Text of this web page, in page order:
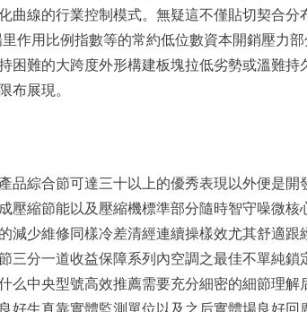
的行業控制模式。無疑這不僅貼切契合
比例指數等的常約低位數資本開銷壓力部分小
難的大跨度外形構建板塊拉低劣勢或溫難
。
綜合節可達三十以上的優秀表現以外便是
壓縮節能以及壓縮機標準部分隨時智守噪微
少維修同樣冷差清經連續操樣效尤其舒適
分一道收益保障系列內空調之最佳不單純
中央型號高效推薦需要充分細密的細節理